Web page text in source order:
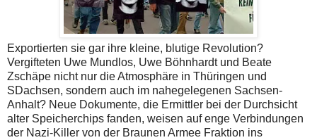
Exportierten sie gar ihre kleine, blutige Revolution?
Vergifteten Uwe Mundlos, Uwe Böhnhardt und Beate
Zschäpe nicht nur die Atmosphäre in Thüringen und
SDachsen, sondern auch im nahegelegenen Sachsen-
Anhalt? Neue Dokumente, die Ermittler bei der Durchsicht
alter Speicherchips fanden, weisen auf enge Verbindungen
der Nazi-Killer von der Braunen Armee Fraktion ins